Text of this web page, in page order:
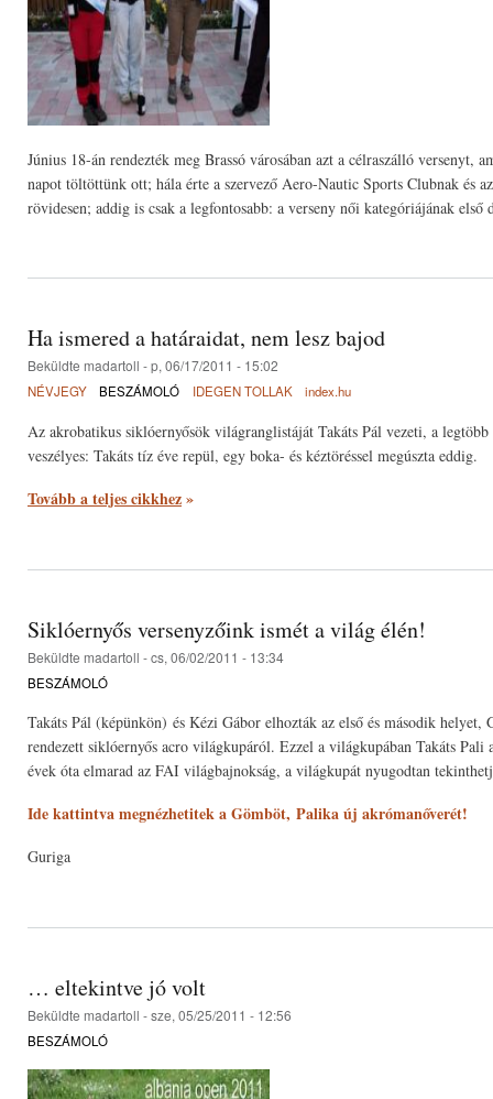
Június 18-án rendezték meg Brassó városában azt a célraszálló
napot töltöttünk ott; hála érte a szervező Aero-Nautic Sports Clubnak és
rövidesen; addig is csak a legfontosabb: a verseny női kategóriájának
Ha ismered a határaidat, nem lesz bajod
Beküldte madartoll - p, 06/17/2011 - 15:02
NÉVJEGY BESZÁMOLÓ IDEGEN TOLLAK index.hu
Az akrobatikus siklóernyősök világranglistáját Takáts Pál vezeti, a
veszélyes: Takáts tíz éve repül, egy boka- és kéztöréssel megúszta eddig.
Tovább a teljes cikkhez»
Siklóernyős versenyzőink ismét a világ élén!
Beküldte madartoll - cs, 06/02/2011 - 13:34
BESZÁMOLÓ
Takáts Pál (képünkön) és Kézi Gábor elhozták az első és második
rendezett siklóernyős acro világkupáról. Ezzel a világkupában Takáts
évek óta elmarad az FAI világbajnokság, a világkupát nyugodtan
Ide kattintva megnézhetitek a Gömböt, Palika új akrómanőverét!
Guriga
… eltekintve jó volt
Beküldte madartoll - sze, 05/25/2011 - 12:56
BESZÁMOLÓ